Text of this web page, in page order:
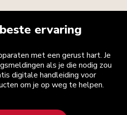
ervaring
met een gerust hart. Je
als je die nodig zou
digitale handleiding voor
om je op weg te helpen.